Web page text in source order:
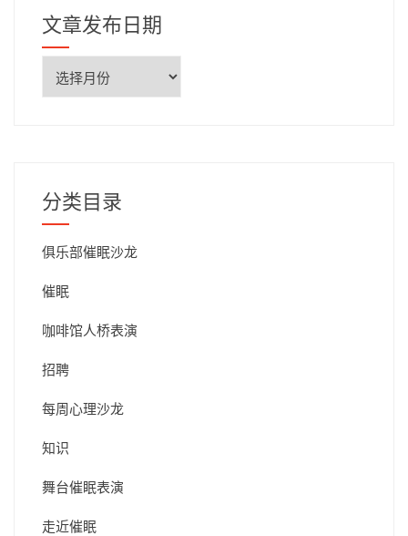
文章发布日期
期
分类目录
俱乐部催眠沙龙
催眠
咖啡馆人桥表演
招聘
每周心理沙龙
知识
舞台催眠表演
走近催眠